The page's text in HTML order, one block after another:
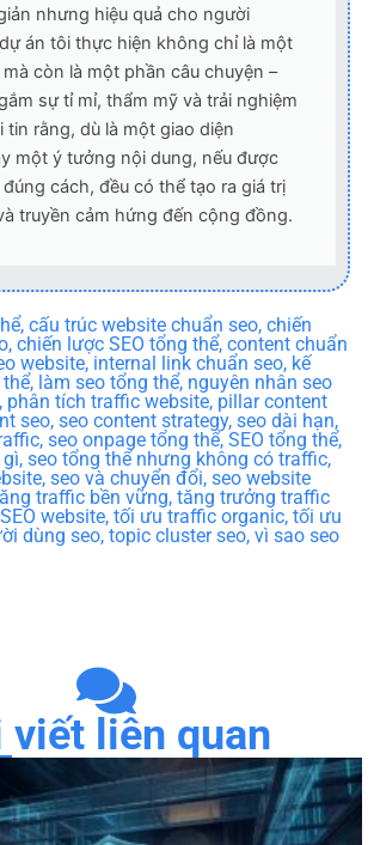
nhưng hiệu quả cho người
án tôi thực hiện không chỉ là một
còn là một phần câu chuyện –
sự tỉ mỉ, thẩm mỹ và trải nghiệm
tin rằng, dù là một giao diện
một ý tưởng nội dung, nếu được
cách, đều có thể tạo ra giá trị
truyền cảm hứng đến cộng đồng.
, cấu trúc website chuẩn seo, chiến
, chiến lược SEO tổng thể, content chuẩn
website, internal link chuẩn seo, kế
, làm seo tổng thể, nguyên nhân seo
, phân tích traffic website, pillar content
seo, seo content strategy, seo dài hạn,
, seo onpage tổng thể, SEO tổng thể,
, seo tổng thể nhưng không có traffic,
, seo và chuyển đổi, seo website
traffic bền vững, tăng trưởng traffic
website, tối ưu traffic organic, tối ưu
dùng seo, topic cluster seo, vì sao seo
viết liên quan